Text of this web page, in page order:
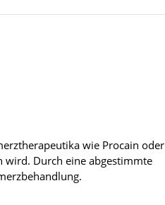
wie Procain oder
wird. Durch eine abgestimmte